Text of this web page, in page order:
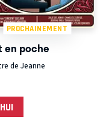
PROCHAINEMENT
en poche
de Jeanne